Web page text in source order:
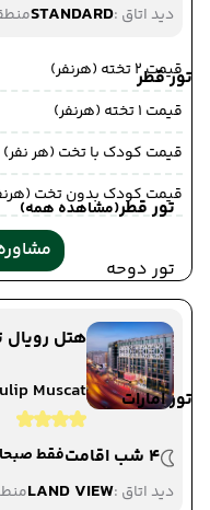
تور قطر
تور قطر(مشاهده همه)
تور دوحه
تور امارات
دید اتاق :STANDARD
قیمت 2 تخته (هرنفر)
قیمت 1 تخته (هرنفر)
قیمت کودک با تخت (هر نفر)
قیمت کودک بدون تخت
هتل رویال
Muscat
4 شب اقامت
فقط
دید اتاق :LAND VIEW